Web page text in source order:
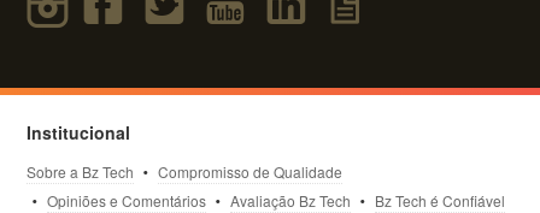
Institucional
Sobre a Bz Tech
Compromisso de Qualidade
Opiniões e Comentários
Avaliação Bz Tech
Bz Tech é Confiável